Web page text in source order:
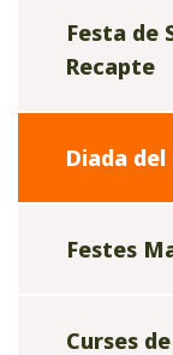
Festa de
Recapte
Diada del
Festes
Curses